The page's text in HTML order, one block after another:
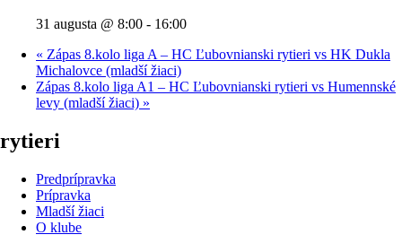
31 augusta @ 8:00 - 16:00
« Zápas 8.kolo liga A – HC Ľubovnianski rytieri vs HK Dukla
Michalovce (mladší žiaci)
Zápas 8.kolo liga A1 – HC Ľubovnianski rytieri vs Humennské
levy (mladší žiaci) »
rytieri
Predprípravka
Prípravka
Mladší žiaci
O klube